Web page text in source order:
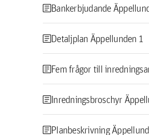
articleBankerbjudande
articleDetaljplan Äppellunden 1
articleFem frågor till
articleInredningsbroschyr
articlePlanbeskrivning